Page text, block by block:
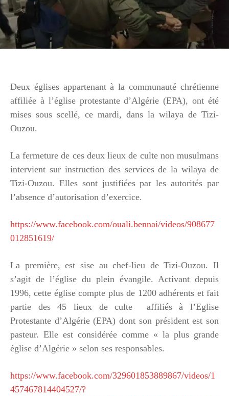
Deux églises appartenant à la communauté chrétienne
affiliée à l’église protestante d’Algérie (EPA), ont été
mises sous scellé, ce mardi, dans la wilaya de Tizi-
Ouzou.
La fermeture de ces deux lieux de culte non musulmans
intervient sur instruction des services de la wilaya de
Tizi-Ouzou. Elles sont justifiées par les autorités par
l’absence d’autorisation d’exercice.
https://www.facebook.com/ouali.bennai/videos/908677
012851619/
La première, est sise au chef-lieu de Tizi-Ouzou. Il
s’agit de l’église du plein évangile. Activant depuis
1996, cette église compte plus de 1200 adhérents et fait
partie des 45 lieux de culte affiliés à l’Eglise
Protestante d’Algérie (EPA) dont son président est son
pasteur. Elle est considérée comme « la plus grande
église d’Algérie » selon ses responsables.
https://www.facebook.com/329601853889867/videos/1
457467814404527/?